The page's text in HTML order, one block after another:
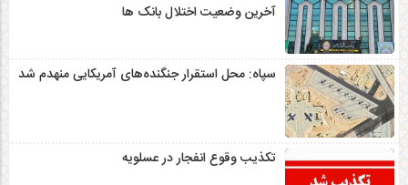
آخرین وضعیت اختلال بانک ها
سپاه: محل استقرار جنگنده‌های آمریکایی منهدم شد
تکذیب وقوع انفجار در عسلویه